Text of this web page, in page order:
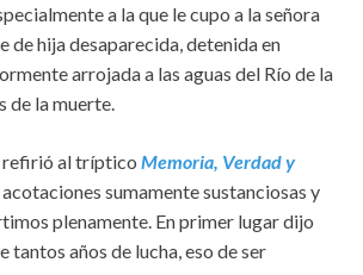
a la que le cupo a la señora
de hija desaparecida, detenida en
arrojada a las aguas del Río de la
de la muerte.
refirió al tríptico Memoria, Verdad y
sumamente sustanciosas y
plenamente. En primer lugar dijo
tantos años de lucha, eso de ser